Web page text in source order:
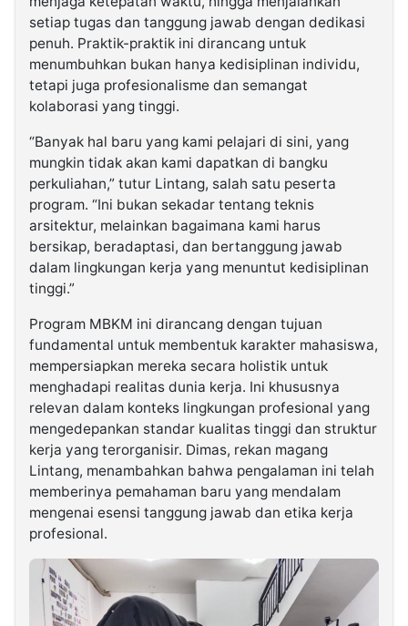
setiap tugas dan tanggung jawab dengan dedikasi
penuh. Praktik-praktik ini dirancang untuk
menumbuhkan bukan hanya kedisiplinan individu,
tetapi juga profesionalisme dan semangat
kolaborasi yang tinggi.
“Banyak hal baru yang kami pelajari di sini, yang
mungkin tidak akan kami dapatkan di bangku
perkuliahan,” tutur Lintang, salah satu peserta
program. “Ini bukan sekadar tentang teknis
arsitektur, melainkan bagaimana kami harus
bersikap, beradaptasi, dan bertanggung jawab
dalam lingkungan kerja yang menuntut kedisiplinan
tinggi.”
Program MBKM ini dirancang dengan tujuan
fundamental untuk membentuk karakter mahasiswa,
mempersiapkan mereka secara holistik untuk
menghadapi realitas dunia kerja. Ini khususnya
relevan dalam konteks lingkungan profesional yang
mengedepankan standar kualitas tinggi dan struktur
kerja yang terorganisir. Dimas, rekan magang
Lintang, menambahkan bahwa pengalaman ini telah
memberinya pemahaman baru yang mendalam
mengenai esensi tanggung jawab dan etika kerja
profesional.